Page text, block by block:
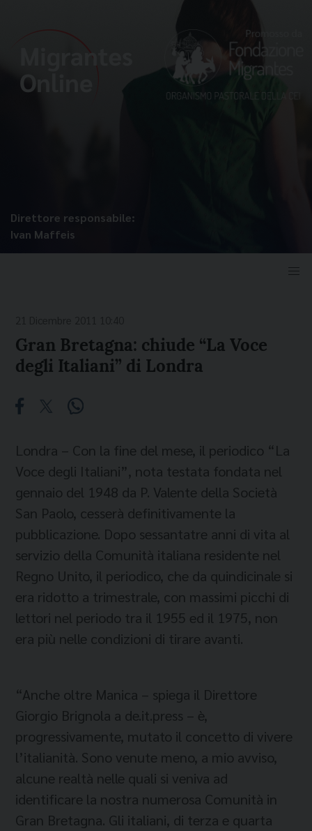
Direttore responsabile:
Ivan Maffeis
Gran Bretagna: chiude “La Voce
degli Italiani” di Londra
Londra – Con la fine del mese, il periodico “La
Voce degli Italiani”, nota testata fondata nel
gennaio del 1948 da P. Valente della Società
San Paolo, cesserà definitivamente la
pubblicazione. Dopo sessantatre anni di vita al
servizio della Comunità italiana residente nel
Regno Unito, il periodico, che da quindicinale si
era ridotto a trimestrale, con massimi picchi di
lettori nel periodo tra il 1955 ed il 1975, non
era più nelle condizioni di tirare avanti.
“Anche oltre Manica – spiega il Direttore
Giorgio Brignola a de.it.press – è,
progressivamente, mutato il concetto di vivere
l’italianità. Sono venute meno, a mio avviso,
alcune realtà nelle quali si veniva ad
identificare la nostra numerosa Comunità in
Gran Bretagna. Gli italiani, di terza e quarta